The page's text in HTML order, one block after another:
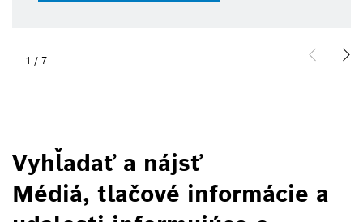
1 / 7
Vyhľadať a nájsť
Médiá, tlačové informácie a